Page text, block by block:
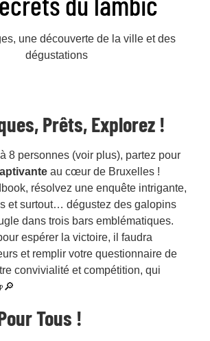
une découverte de la ville et des
dégustations
Prêts, Explorez !
8 personnes (voir plus), partez pour
au cœur de Bruxelles !
résolvez une enquête intrigante,
et surtout… dégustez des galopins
dans trois bars emblématiques.
espérer la victoire, il faudra
et remplir votre questionnaire de
convivialité et compétition, qui
Tous !